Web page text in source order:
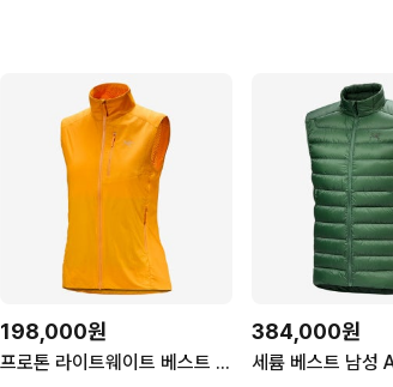
198,000원
프로톤 라이트웨이트 베스트 여성 ATOSWX9292 EDZIZA
384,000원